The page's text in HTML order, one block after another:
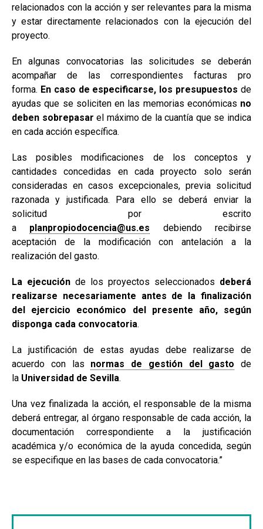
relacionados con la acción y ser relevantes para la misma
y estar directamente relacionados con la ejecución del
proyecto.
En algunas convocatorias las solicitudes se deberán
acompañar de las correspondientes facturas pro
forma. En caso de especificarse, los presupuestos de
ayudas que se soliciten en las memorias económicas no
deben sobrepasar el máximo de la cuantía que se indica
en cada acción específica.
Las posibles modificaciones de los conceptos y
cantidades concedidas en cada proyecto solo serán
consideradas en casos excepcionales, previa solicitud
razonada y justificada. Para ello se deberá enviar la
solicitud por escrito
a planpropiodocencia@us.es debiendo recibirse
aceptación de la modificación con antelación a la
realización del gasto.
La ejecución de los proyectos seleccionados deberá
realizarse necesariamente antes de la finalización
del ejercicio económico del presente año, según
disponga cada convocatoria.
La justificación de estas ayudas debe realizarse de
acuerdo con las normas de gestión del gasto de
la Universidad de Sevilla.
Una vez finalizada la acción, el responsable de la misma
deberá entregar, al órgano responsable de cada acción, la
documentación correspondiente a la justificación
académica y/o económica de la ayuda concedida, según
se especifique en las bases de cada convocatoria.”